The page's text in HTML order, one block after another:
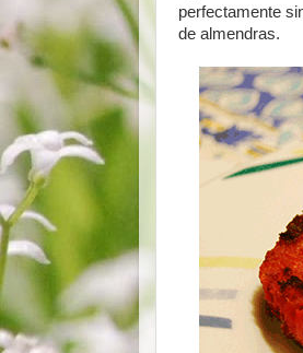
perfectamente
de almendras.